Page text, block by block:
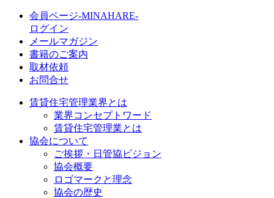
会員ページ-MINAHARE-
ログイン
メールマガジン
書籍のご案内
取材依頼
お問合せ
賃貸住宅管理業界とは
業界コンセプトワード
賃貸住宅管理業とは
協会について
ご挨拶・日管協ビジョン
協会概要
ロゴマークと理念
協会の歴史